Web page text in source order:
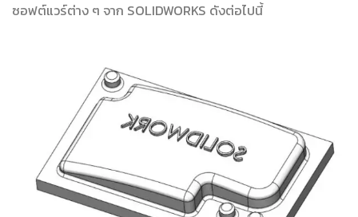
ซอฟต์แวร์ต่าง ๆ จาก SOLIDWORKS ดังต่อไปนี้